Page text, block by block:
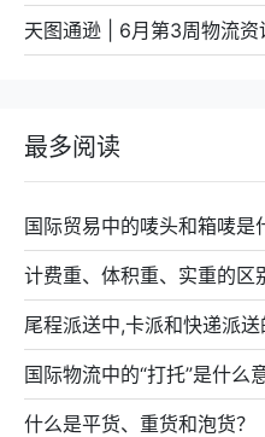
天图通逊 | 6月第3周物流资
最多阅读
国际贸易中的唛头和箱唛是
计费重、体积重、实重的区
尾程派送中,卡派和快递派
国际物流中的“打托”是什么
什么是平货、重货和泡货？